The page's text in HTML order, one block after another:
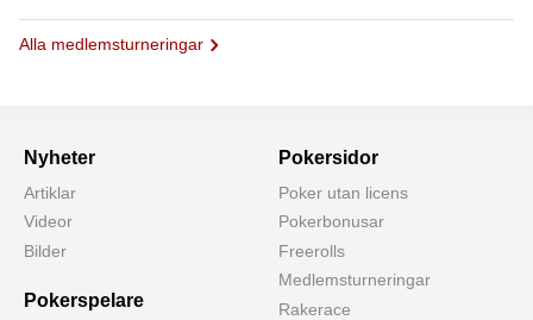
Alla medlemsturneringar
Nyheter
Artiklar
Videor
Bilder
Pokerspelare
Pokersidor
Poker utan licens
Pokerbonusar
Freerolls
Medlemsturneringar
Rakerace